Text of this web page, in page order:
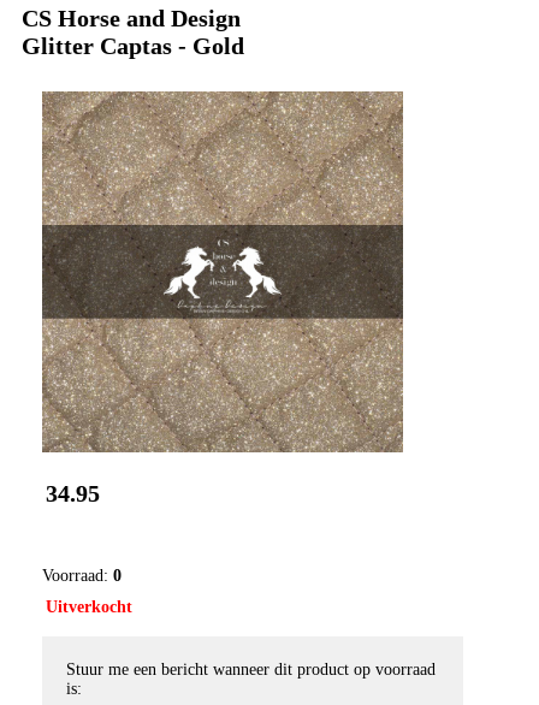
CS Horse and Design
Glitter Captas - Gold
34.95
Voorraad: 0
Uitverkocht
Stuur me een bericht wanneer dit product op voorraad
is: